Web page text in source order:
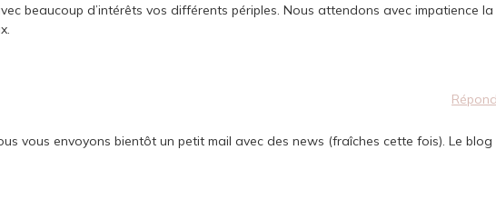
beaucoup d’intérêts vos différents périples. Nous attendons avec impatience la
vous envoyons bientôt un petit mail avec des news (fraîches cette fois). Le blog